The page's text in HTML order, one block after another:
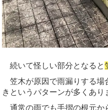
続いて怪しい部分となると
笠木が原因で雨漏りする場
きというパターンが多くあり
通常の雨でも手摺の根元か